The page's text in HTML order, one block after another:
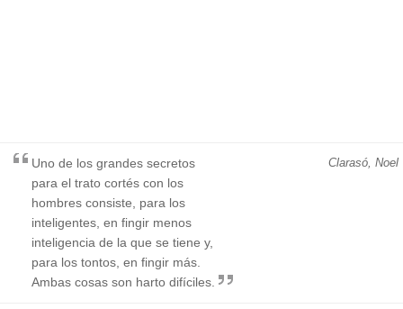
Clarasó, Noel
Uno de los grandes secretos
para el trato cortés con los
hombres consiste, para los
inteligentes, en fingir menos
inteligencia de la que se tiene y,
para los tontos, en fingir más.
Ambas cosas son harto difíciles.